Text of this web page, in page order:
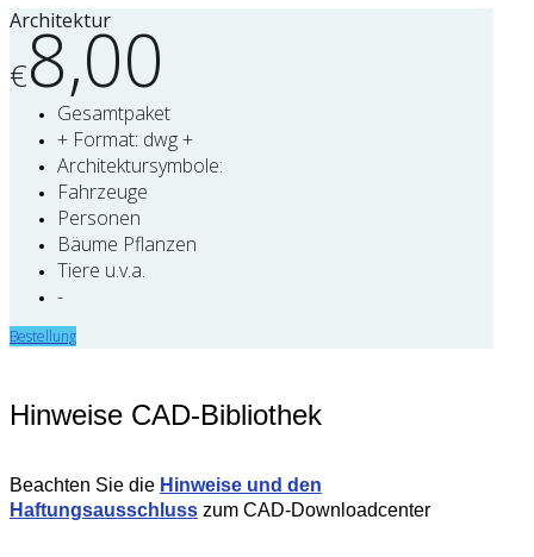
Architektur
€8,00
Gesamtpaket
+ Format: dwg +
Architektursymbole:
Fahrzeuge
Personen
Bäume Pflanzen
Tiere u.v.a.
-
Bestellung
Hinweise CAD-Bibliothek
Beachten Sie die Hinweise und den
Haftungsausschluss zum CAD-Downloadcenter